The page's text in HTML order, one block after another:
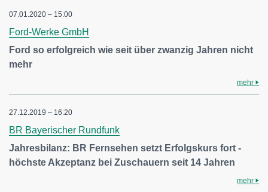
07.01.2020 – 15:00
Ford-Werke GmbH
Ford so erfolgreich wie seit über zwanzig Jahren nicht
mehr
mehr
27.12.2019 – 16:20
BR Bayerischer Rundfunk
Jahresbilanz: BR Fernsehen setzt Erfolgskurs fort -
höchste Akzeptanz bei Zuschauern seit 14 Jahren
mehr